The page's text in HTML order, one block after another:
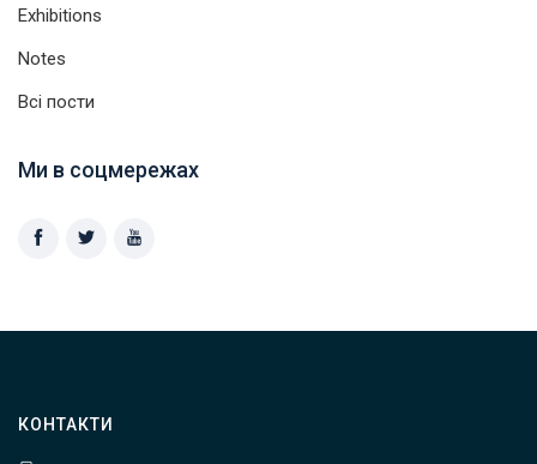
Exhibitions
Notes
Всі пости
Ми в соцмережах
КОНТАКТИ